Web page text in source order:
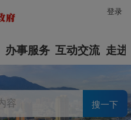
登录
办事服务 互动交流 走进
搜一下